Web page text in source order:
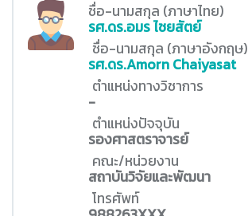
ชื่อ-นามสกุล (ภาษาไทย)
รศ.ดร.อมร ไชยสัตย์
ชื่อ-นามสกุล (ภาษาอังกฤษ)
รศ.ดร.Amorn Chaiyasat
ตำแหน่งทางวิชาการ
-
ตำแหน่งปัจจุบัน
รองศาสตราจารย์
คณะ/หน่วยงาน
สถาบันวิจัยและพัฒนา
โทรศัพท์